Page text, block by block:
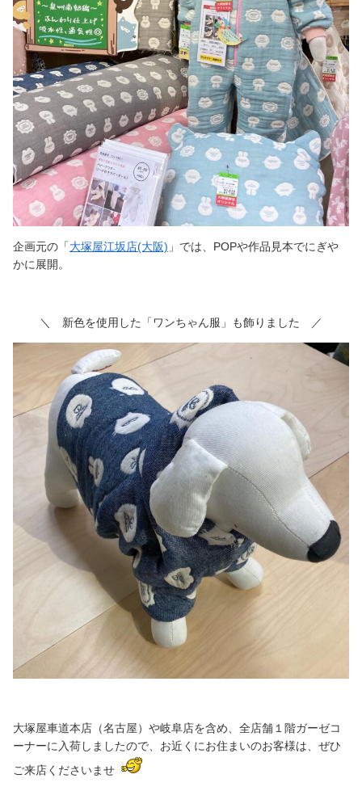
企画元の「大塚屋江坂店(大阪) 」では、POPや作品見本でにぎや
かに展開。
＼ 新色を使用した「ワンちゃん服」も飾りました ／
大塚屋車道本店（名古屋）や岐阜店を含め、全店舗１階ガーゼコ
ーナーに入荷しましたので、お近くにお住まいのお客様は、ぜひ
ご来店くださいませ